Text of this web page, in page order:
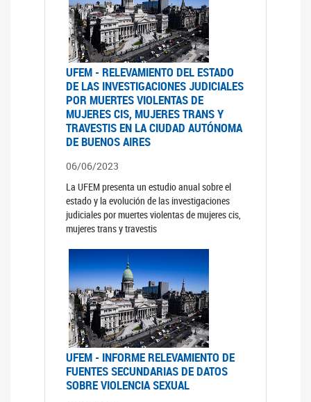
UFEM - RELEVAMIENTO DEL ESTADO
DE LAS INVESTIGACIONES JUDICIALES
POR MUERTES VIOLENTAS DE
MUJERES CIS, MUJERES TRANS Y
TRAVESTIS EN LA CIUDAD AUTÓNOMA
DE BUENOS AIRES
06/06/2023
La UFEM presenta un estudio anual sobre el
estado y la evolución de las investigaciones
judiciales por muertes violentas de mujeres cis,
mujeres trans y travestis
UFEM - INFORME RELEVAMIENTO DE
FUENTES SECUNDARIAS DE DATOS
SOBRE VIOLENCIA SEXUAL